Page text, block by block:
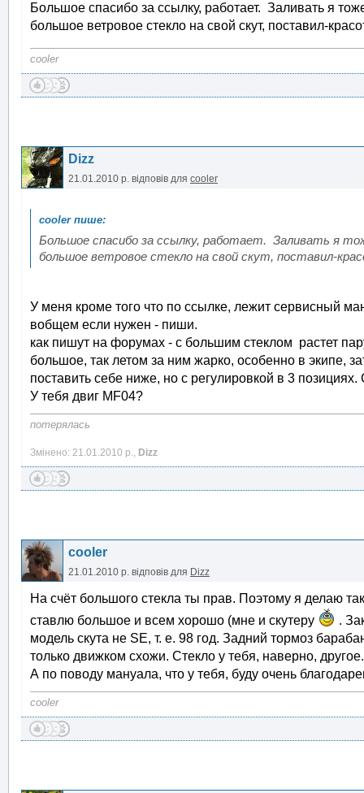
Большое спасибо за ссылку, работает. Заливать я
большое ветровое стекло на свой скут, поставил-
cooler
Dizz
21.01.2010 р. відповів для cooler
Большое спасибо за ссылку, работает. Заливать я
большое ветровое стекло на свой скут, поставил-
У меня кроме того что по ссылке, лежит сервисный
вобщем если нужен - пиши.
как пишут на форумах - с большим стеклом растет
большое, так летом за ним жарко, особенно в экипе,
поставить себе ниже, но с регулировкой в 3 позициях.
У тебя двиг MF04?
потерялась
Змінено: 21.01.2010 р., Dizz
cooler
21.01.2010 р. відповів для Dizz
На счёт большого стекла ты прав. Поэтому я делаю
ставлю большое и всем хорошо (мне и скутеру
.
модель скута не SE, т. е. 98 год. Задний тормоз
только движком схожи. Стекло у тебя, наверно, другое.
А по поводу мануала, что у тебя, буду очень
cooler